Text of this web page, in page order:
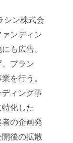
シン株式会
ンディン
も広告、
ブラン
を行う。
ィング事
化した
の企画発
後の拡散